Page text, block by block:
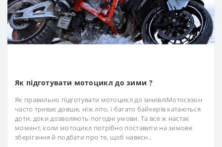
Як підготувати мотоцикл до зими ?
Як правильно підготувати мотоцикл до зимівліМотосезон
часто триває довше, ніж літо, і багато байкерів катаються
доти, доки дозволяють погодні умови. Та все ж настає
момент, коли мотоцикл потрібно поставити на зимове
зберігання й подбати про те, щоб навесн..